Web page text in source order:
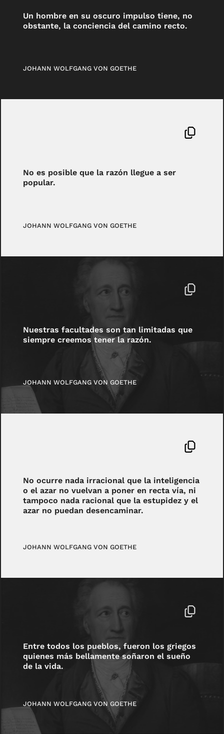
Un hombre en su oscuro impulso tiene, no
obstante, la conciencia del camino recto.
JOHANN WOLFGANG VON GOETHE
No es posible que la razón llegue a ser
popular.
JOHANN WOLFGANG VON GOETHE
Nuestras facultades son tan limitadas que
siempre creemos tener la razón.
JOHANN WOLFGANG VON GOETHE
No ocurre nada irracional que la inteligencia
o el azar no vuelvan a poner en recta vía, ni
tampoco nada racional que la estupidez y el
azar no puedan desencaminar.
JOHANN WOLFGANG VON GOETHE
Entre todos los pueblos, fueron los griegos
quienes más bellamente soñaron el sueño
de la vida.
JOHANN WOLFGANG VON GOETHE